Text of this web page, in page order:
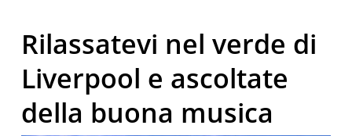
Rilassatevi nel verde di
Liverpool e ascoltate
della buona musica